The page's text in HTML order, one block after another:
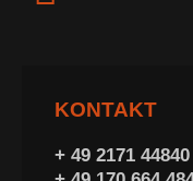
KONTAKT
+ 49 2171 44840